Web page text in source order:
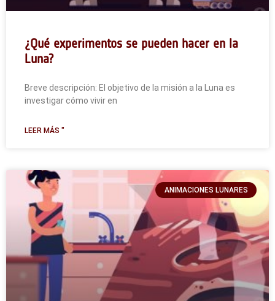
¿Qué experimentos se pueden hacer en la
Luna?
Breve descripción: El objetivo de la misión a la Luna es
investigar cómo vivir en
LEER MÁS "
ANIMACIONES LUNARES